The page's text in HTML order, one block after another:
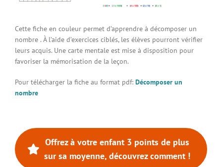
Cette fiche en couleur permet d’apprendre à décomposer un
nombre . À l’aide d’exercices ciblés, les élèves pourront vérifier
leurs acquis. Une carte mentale est mise à disposition pour
favoriser la mémorisation de la leçon.
Pour télécharger la fiche au format pdf: Décomposer un
nombre
Offrez à votre enfant 3 points de plus
sur sa moyenne, découvrez comment !